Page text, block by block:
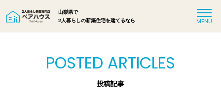
山梨県で
2人暮らしの新築住宅を建てるなら
POSTED ARTICLES
投稿記事